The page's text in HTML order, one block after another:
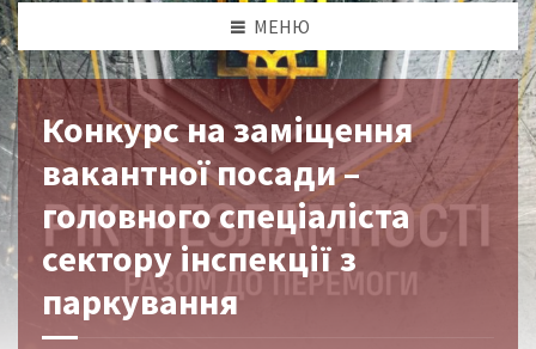
МЕНЮ
Конкурс на заміщення
вакантної посади –
головного спеціаліста
сектору інспекції з
паркування